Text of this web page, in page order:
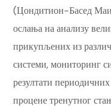
(Цондитион-Басед
ослања на анализу
прикупљених из
системи, мониторинг
резултати
процене тренутног